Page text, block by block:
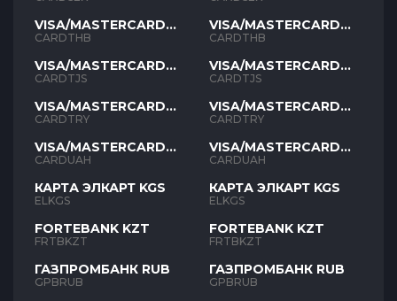
VISA/MASTERCARD
THB
CARDTHB
VISA/MASTERCARD
TJS
CARDTJS
VISA/MASTERCARD
TYR
CARDTRY
VISA/MASTERCARD
UAH
CARDUAH
КАРТА ЭЛКАРТ KGS
ELKGS
FORTEBANK KZT
FRTBKZT
ГАЗПРОМБАНК RUB
GPBRUB
VISA/MASTERCARD
THB
CARDTHB
VISA/MASTERCARD
TJS
CARDTJS
VISA/MASTERCARD
TYR
CARDTRY
VISA/MASTERCARD
UAH
CARDUAH
КАРТА ЭЛКАРТ KGS
ELKGS
FORTEBANK KZT
FRTBKZT
ГАЗПРОМБАНК RUB
GPBRUB